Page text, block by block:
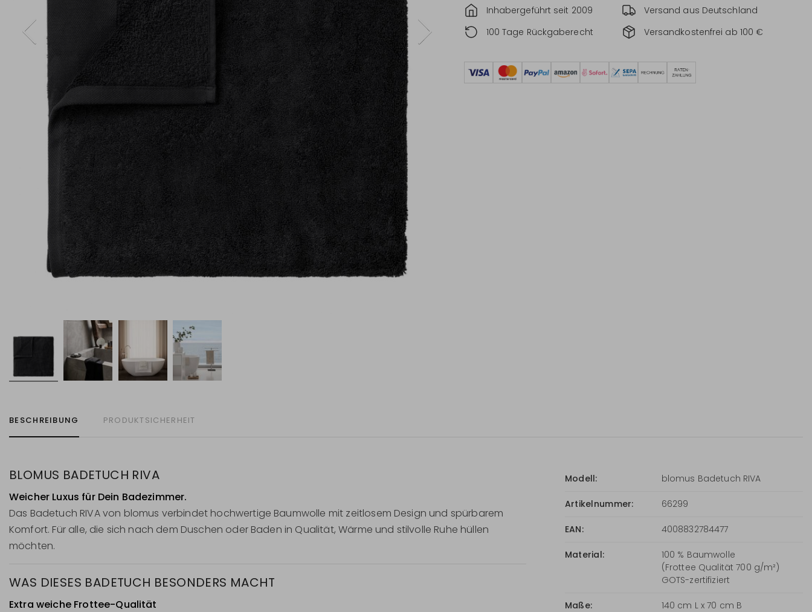
Inhabergeführt seit 2009
Versand aus Deutschland
100 Tage Rückgaberecht
Versandkostenfrei ab 100 €
BESCHREIBUNG PRODUKTSICHERHEIT
BLOMUS BADETUCH RIVA
Weicher Luxus für Dein Badezimmer.
Das Badetuch RIVA von blomus verbindet hochwertige Baumwolle mit zeitlosem Design und spürbarem
Komfort. Für alle, die sich nach dem Duschen oder Baden in Qualität, Wärme und stilvolle Ruhe hüllen
möchten.
WAS DIESES BADETUCH BESONDERS MACHT
Extra weiche Frottee-Qualität
Modell: blomus Badetuch RIVA
Artikelnummer: 66299
EAN: 4008832784477
Material:
100 % Baumwolle
(Frottee Qualität 700 g/m²)
GOTS-zertifiziert
Maße: 140 cm L x 70 cm B